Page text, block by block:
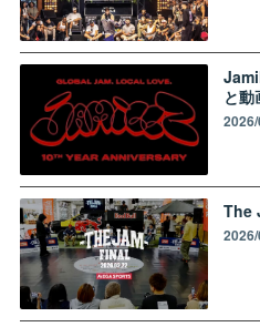
と動
The